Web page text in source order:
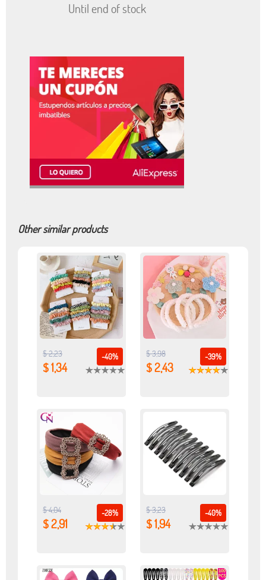
Until end of stock
Other similar products
-40%
$ 2,23
$ 1,34
-39%
$ 3,98
$ 2,43
-28%
$ 4,04
$ 2,91
-40%
$ 3,23
$ 1,94